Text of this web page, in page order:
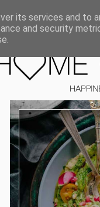
its services and to
and security